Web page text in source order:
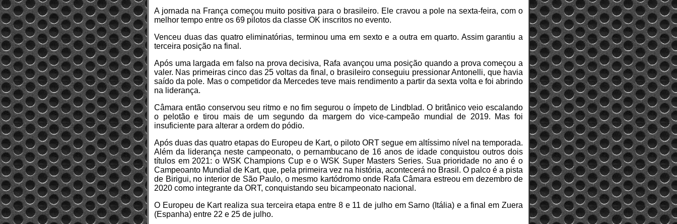
A jornada na França começou muito positiva para o brasileiro. Ele cravou a pole na sexta-feira, com o
melhor tempo entre os 69 pilotos da classe OK inscritos no evento.
Venceu duas das quatro eliminatórias, terminou uma em sexto e a outra em quarto. Assim garantiu a
terceira posição na final.
Após uma largada em falso na prova decisiva, Rafa avançou uma posição quando a prova começou a
valer. Nas primeiras cinco das 25 voltas da final, o brasileiro conseguiu pressionar Antonelli, que havia
saído da pole. Mas o competidor da Mercedes teve mais rendimento a partir da sexta volta e foi abrindo
na liderança.
Câmara então conservou seu ritmo e no fim segurou o ímpeto de Lindblad. O britânico veio escalando
o pelotão e tirou mais de um segundo da margem do vice-campeão mundial de 2019. Mas foi
insuficiente para alterar a ordem do pódio.
Após duas das quatro etapas do Europeu de Kart, o piloto ORT segue em altíssimo nível na temporada.
Além da liderança neste campeonato, o pernambucano de 16 anos de idade conquistou outros dois
títulos em 2021: o WSK Champions Cup e o WSK Super Masters Series. Sua prioridade no ano é o
Campeoanto Mundial de Kart, que, pela primeira vez na história, acontecerá no Brasil. O palco é a pista
de Birigui, no interior de São Paulo, o mesmo kartódromo onde Rafa Câmara estreou em dezembro de
2020 como integrante da ORT, conquistando seu bicampeonato nacional.
O Europeu de Kart realiza sua terceira etapa entre 8 e 11 de julho em Sarno (Itália) e a final em Zuera
(Espanha) entre 22 e 25 de julho.